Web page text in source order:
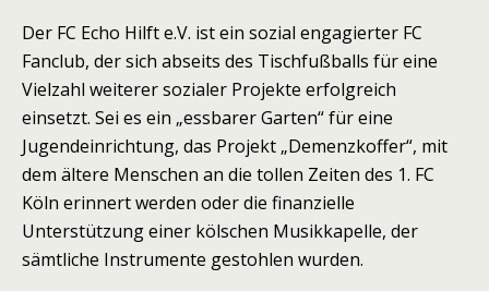
Der FC Echo Hilft e.V. ist ein sozial engagierter FC
Fanclub, der sich abseits des Tischfußballs für eine
Vielzahl weiterer sozialer Projekte erfolgreich
einsetzt. Sei es ein „essbarer Garten“ für eine
Jugendeinrichtung, das Projekt „Demenzkoffer“, mit
dem ältere Menschen an die tollen Zeiten des 1. FC
Köln erinnert werden oder die finanzielle
Unterstützung einer kölschen Musikkapelle, der
sämtliche Instrumente gestohlen wurden.